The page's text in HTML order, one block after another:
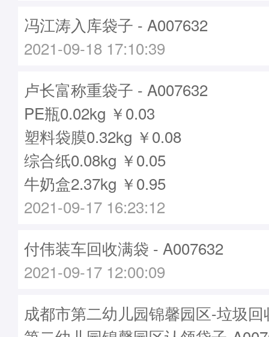
冯江涛入库袋子 - A007632
2021-09-18 17:10:39
卢长富称重袋子 - A007632
PE瓶0.02kg ￥0.03
塑料袋膜0.32kg ￥0.08
综合纸0.08kg ￥0.05
牛奶盒2.37kg ￥0.95
2021-09-17 16:23:12
付伟装车回收满袋 - A007632
2021-09-17 12:00:09
成都市第二幼儿园锦馨园区-垃圾